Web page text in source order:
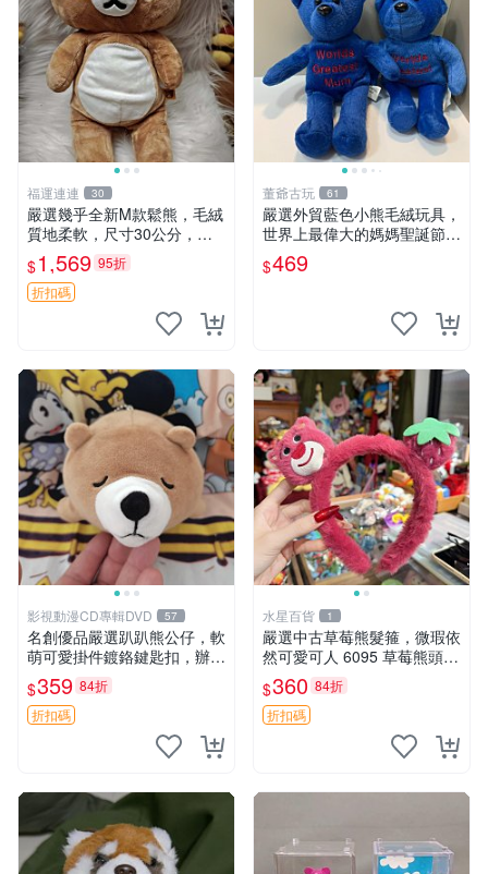
福運連連 30
嚴選幾乎全新M款鬆熊，毛絨
質地柔軟，尺寸30公分，做
工精緻可愛，適合收藏或贈送
親友。中古使用痕跡，手感依
然優良。 鬆熊 嬰熊 毛玩偶
$1,569 95折
折扣碼
董爺古玩 61
嚴選外貿藍色小熊毛絨玩具，
世界上最偉大的媽媽聖誕節推
薦禮物 五角星 兒童玩具 母親
節
$469
影視動漫CD專輯DVD 57
名創優品嚴選趴趴熊公仔，軟
萌可愛掛件鍍鉻鍵匙扣，辦公
放松好選擇 趴趴熊 鍍鉻鍵匙
扣 萬用掛件
$359 84折
折扣碼
水星百貨 1
嚴選中古草莓熊髮箍，微瑕依
然可愛可人 6095 草莓熊頭飾
中古髮圈 熊寶 寶寶 娃娃熊髮
箍 中古收藏 玩具髮夾
$360 84折
折扣碼